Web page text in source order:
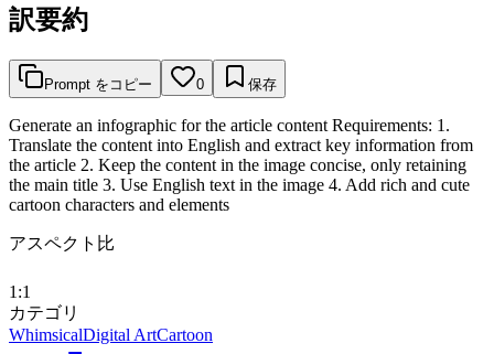
訳要約
Prompt をコピー 0 保存
Generate an infographic for the article content Requirements: 1.
Translate the content into English and extract key information from
the article 2. Keep the content in the image concise, only retaining
the main title 3. Use English text in the image 4. Add rich and cute
cartoon characters and elements
アスペクト比
1:1
カテゴリ
WhimsicalDigital ArtCartoon